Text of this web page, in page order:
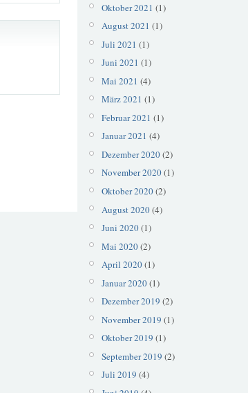
Oktober 2021 (1)
August 2021 (1)
Juli 2021 (1)
Juni 2021 (1)
Mai 2021 (4)
März 2021 (1)
Februar 2021 (1)
Januar 2021 (4)
Dezember 2020(2)
November 2020(1)
Oktober 2020(2)
August 2020(4)
Juni 2020(1)
Mai 2020(2)
April 2020(1)
Januar 2020(1)
Dezember 2019 (2)
November 2019 (1)
Oktober 2019 (1)
September 2019 (2)
Juli 2019 (4)